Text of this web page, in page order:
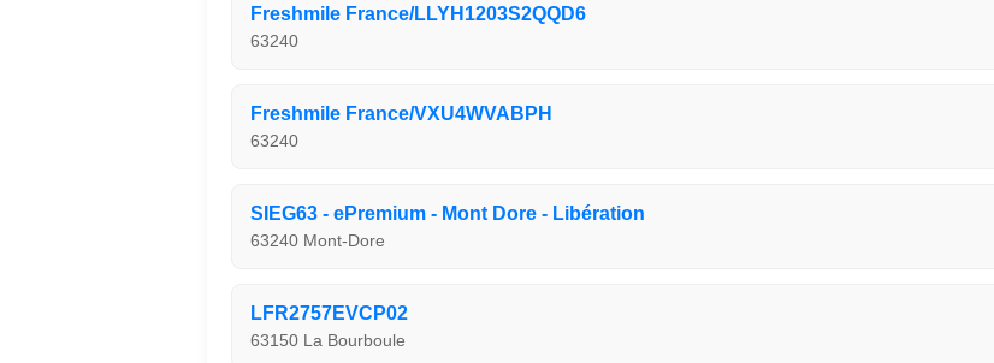
Freshmile France/LLYH1203S2QQD6
63240
Freshmile France/VXU4WVABPH
63240
SIEG63 - ePremium - Mont Dore - Libération
63240 Mont-Dore
LFR2757EVCP02
63150 La Bourboule